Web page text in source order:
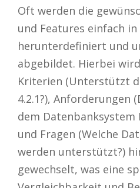
Oft werden die
und Features einfach
herunterdefiniert und
abgebildet. Hierbei
Kriterien (Unterstützt
4.2.1?), Anforderungen
dem Datenbanksystem
und Fragen (Welche
werden unterstützt?)
gewechselt, was eine